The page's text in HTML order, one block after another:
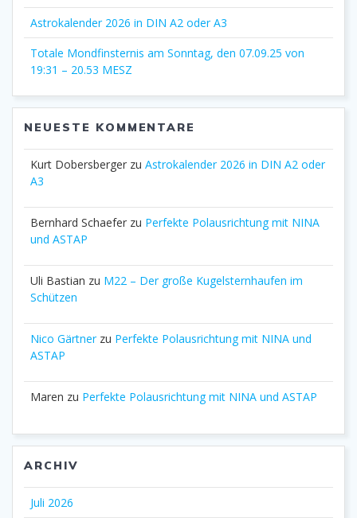
Astrokalender 2026 in DIN A2 oder A3
Totale Mondfinsternis am Sonntag, den 07.09.25 von
19:31 – 20.53 MESZ
NEUESTE KOMMENTARE
Kurt Dobersberger zu Astrokalender 2026 in DIN A2 oder
A3
Bernhard Schaefer zu Perfekte Polausrichtung mit NINA
und ASTAP
Uli Bastian zu M22 – Der große Kugelsternhaufen im
Schützen
Nico Gärtnerzu Perfekte Polausrichtung mit NINA und
ASTAP
Maren zu Perfekte Polausrichtung mit NINA und ASTAP
ARCHIV
Juli 2026